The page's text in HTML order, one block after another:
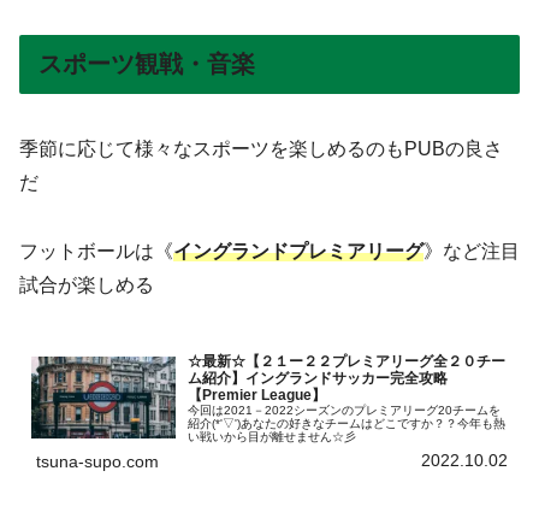
スポーツ観戦・音楽
季節に応じて様々なスポーツを楽しめるのもPUBの良さ
だ
フットボールは《イングランドプレミアリーグ》など注目
試合が楽しめる
☆最新☆【２１ー２２プレミアリーグ全２０チー
ム紹介】イングランドサッカー完全攻略
【Premier League】
今回は2021－2022シーズンのプレミアリーグ20チームを
紹介(*'▽')あなたの好きなチームはどこですか？？今年も熱
い戦いから目が離せません☆彡
tsuna-supo.com 2022.10.02